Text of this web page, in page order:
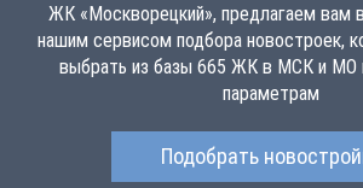
ЖК «Москворецкий», предлагаем вам
нашим сервисом подбора новостроек,
выбрать из базы 665 ЖК в МСК и МО
параметрам
Подобрать